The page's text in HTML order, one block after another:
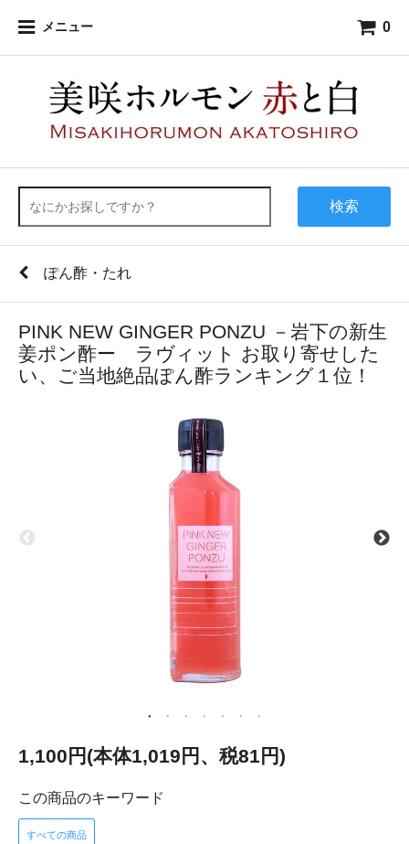
メニュー 0
検索
ぽん酢・たれ
PINK NEW GINGER PONZU －岩下の新生
姜ポン酢ー ラヴィット お取り寄せした
い、ご当地絶品ぽん酢ランキング１位！
1,100円(本体1,019円、税81円)
この商品のキーワード
すべての商品